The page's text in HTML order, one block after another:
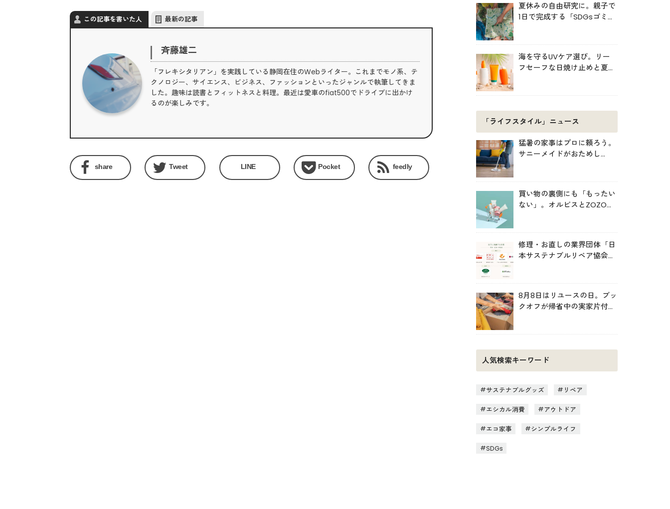
この記事を書いた人 最新の記事
斉藤雄二
「フレキシタリアン」を実践している静岡在住のWebライター。これまでモノ系、テ
クノロジー、サイエンス、ビジネス、ファッションといったジャンルで執筆してきま
した。趣味は読書とフィットネスと料理。最近は愛車のfiat500でドライブに出かけ
るのが楽しみです。
share Tweet LINE Pocket feedly
夏休みの自由研究に。親子で
1日で完成する「SDGsゴミ・
海を守るUVケア選び。リー
フセーフな日焼け止めと夏の
「ライフスタイル」ニュース
猛暑の家事はプロに頼ろう。
サニーメイドがおためし
買い物の裏側にも「もったい
ない」。オルビスとZOZOが
修理・お直しの業界団体「日
本サステナブルリペア協会
8月8日はリユースの日。ブッ
クオフが帰省中の実家片付け
人気検索キーワード
サステナブルグッズ リペア
エシカル消費 アウトドア
エコ家事 シンプルライフ
SDGs